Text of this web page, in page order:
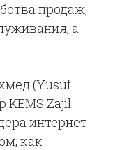
продаж,
а
(Yusuf
KEMS Zajil
интернет-
как